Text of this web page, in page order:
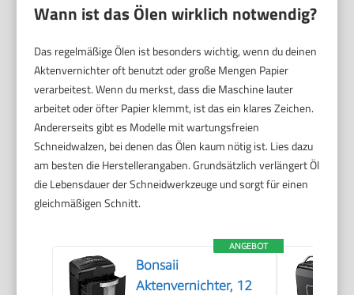
Wann ist das Ölen wirklich notwendig?
Das regelmäßige Ölen ist besonders wichtig, wenn du deinen
Aktenvernichter oft benutzt oder große Mengen Papier
verarbeitest. Wenn du merkst, dass die Maschine lauter
arbeitet oder öfter Papier klemmt, ist das ein klares Zeichen.
Andererseits gibt es Modelle mit wartungsfreien
Schneidwalzen, bei denen das Ölen kaum nötig ist. Lies dazu
am besten die Herstellerangaben. Grundsätzlich verlängert Öl
die Lebensdauer der Schneidwerkzeuge und sorgt für einen
gleichmäßigen Schnitt.
ANGEBOT
Bonsaii
Aktenvernichter, 12